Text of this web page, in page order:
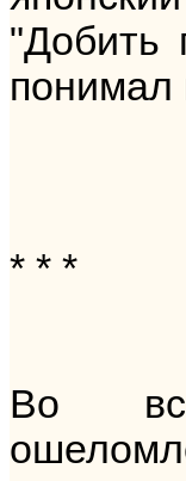
"Добить
понимал
* * *
Во